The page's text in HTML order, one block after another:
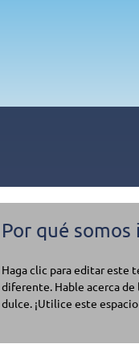
Por qué somos
Haga clic para editar este
diferente. Hable acerca de
dulce. ¡Utilice este